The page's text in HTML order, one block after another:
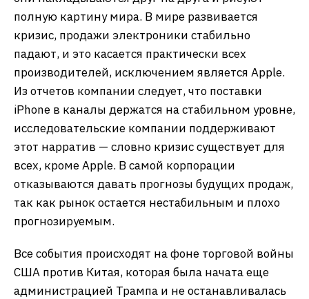
полную картину мира. В мире развивается
кризис, продажи электроники стабильно
падают, и это касается практически всех
производителей, исключением является Apple.
Из отчетов компании следует, что поставки
iPhone в каналы держатся на стабильном уровне,
исследовательские компании поддерживают
этот нарратив — словно кризис существует для
всех, кроме Apple. В самой корпорации
отказываются давать прогнозы будущих продаж,
так как рынок остается нестабильным и плохо
прогнозируемым.
Все события происходят на фоне торговой войны
США против Китая, которая была начата еще
администрацией Трампа и не останавливалась